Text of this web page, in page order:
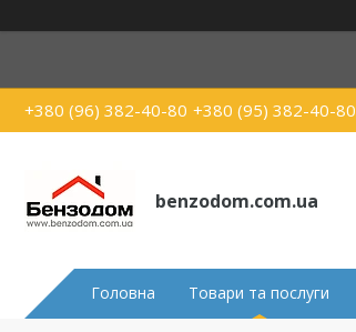
+380 (96) 382-40-80 +380 (95) 382-40-80
benzodom.com.ua
Головна Товари та послуги